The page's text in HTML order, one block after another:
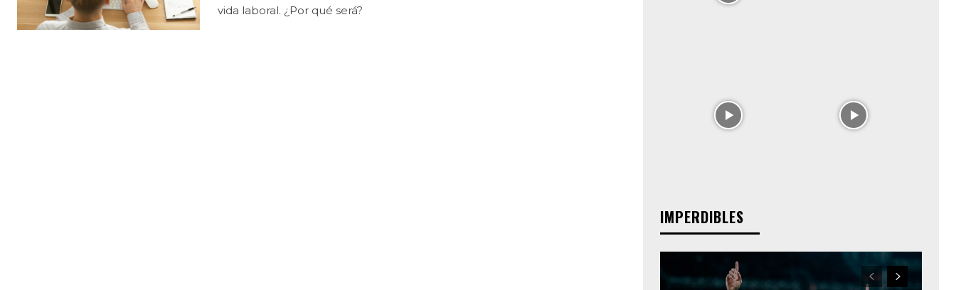
vida laboral. ¿Por qué será?
IMPERDIBLES